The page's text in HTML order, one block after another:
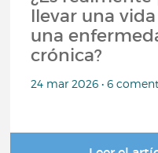
llevar una
una
crónica?
24 mar 2026 • 6